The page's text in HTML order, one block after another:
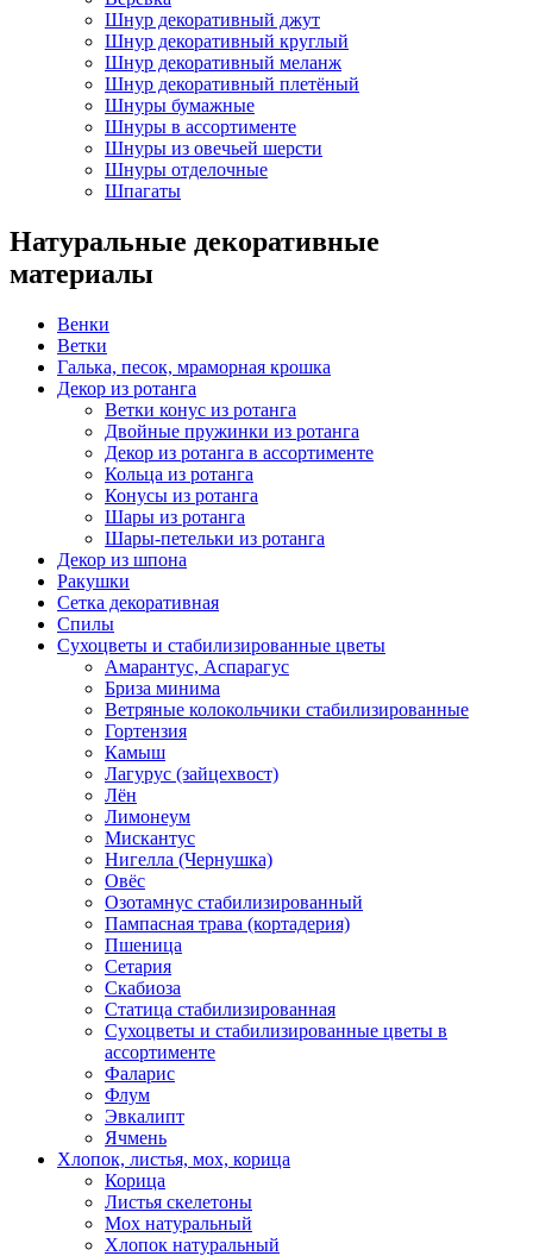
Шнур декоративный джут
Шнур декоративный круглый
Шнур декоративный меланж
Шнур декоративный плетёный
Шнуры бумажные
Шнуры в ассортименте
Шнуры из овечьей шерсти
Шнуры отделочные
Шпагаты
Натуральные декоративные
материалы
Венки
Ветки
Галька, песок, мраморная крошка
Декор из ротанга
Ветки конус из ротанга
Двойные пружинки из ротанга
Декор из ротанга в ассортименте
Кольца из ротанга
Конусы из ротанга
Шары из ротанга
Шары-петельки из ротанга
Декор из шпона
Ракушки
Сетка декоративная
Спилы
Сухоцветы и стабилизированные цветы
Амарантус, Аспарагус
Бриза минима
Ветряные колокольчики стабилизированные
Гортензия
Камыш
Лагурус (зайцехвост)
Лён
Лимонеум
Мискантус
Нигелла (Чернушка)
Овёс
Озотамнус стабилизированный
Пампасная трава (кортадерия)
Пшеница
Сетария
Скабиоза
Статица стабилизированная
Сухоцветы и стабилизированные цветы в
ассортименте
Фаларис
Флум
Эвкалипт
Ячмень
Хлопок, листья, мох, корица
Корица
Листья скелетоны
Мох натуральный
Хлопок натуральный